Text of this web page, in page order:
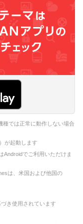
では正常に動作しない場合
が起動します
Androidでご利用いただけま
は、米国および他国の
き使用されています